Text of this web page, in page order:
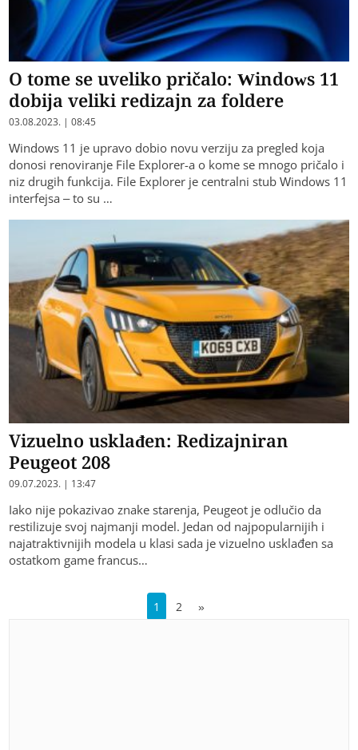
O tome se uveliko pričalo: Windows 11
dobija veliki redizajn za foldere
03.08.2023. | 08:45
Windows 11 je upravo dobio novu verziju za pregled koja
donosi renoviranje File Explorer-a o kome se mnogo pričalo i
niz drugih funkcija. File Explorer je centralni stub Windows 11
interfejsa – to su …
Vizuelno usklađen: Redizajniran
Peugeot 208
09.07.2023. | 13:47
Iako nije pokazivao znake starenja, Peugeot je odlučio da
restilizuje svoj najmanji model. Jedan od najpopularnijih i
najatraktivnijih modela u klasi sada je vizuelno usklađen sa
ostatkom game francus…
1 2 »